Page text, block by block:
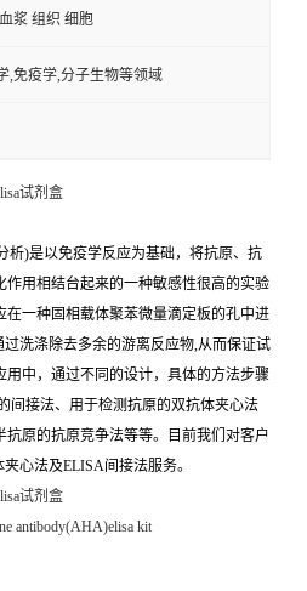
浆 组织 细胞
,免疫学,分子生物等领域
试剂盒
析)是以免疫学反应为基础，将抗原、抗
作用相结台起来的一种敏感性很高的实验
在一种固相载体聚苯微量滴定板的孔中进
洗涤除去多余的游离反应物,从而保证试
用中，通过不同的设计，具体的方法步骤
间接法、用于检测抗原的双抗体夹心法
抗原的抗原竞争法等等。目前我们对客户
心法及ELISA间接法服务。
试剂盒
antibody(AHA)elisa kit